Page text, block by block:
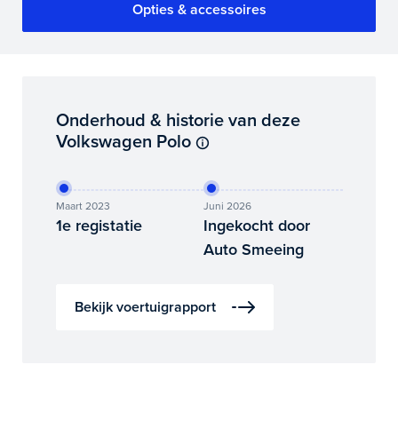
Opties & accessoires
Onderhoud & historie van deze
Volkswagen Polo
Maart 2023
1e registatie
Juni 2026
Ingekocht door
Auto Smeeing
Bekijk voertuigrapport